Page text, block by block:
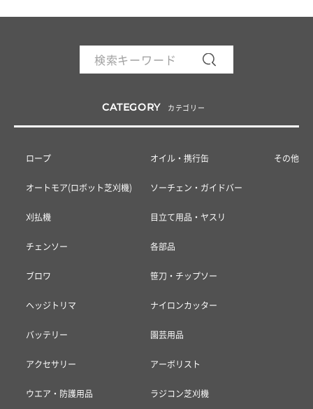
CATEGORY カテゴリー
ロープ
オートモア(ロボット芝刈機)
刈払機
チェンソー
ブロワ
ヘッジトリマ
バッテリー
アクセサリー
ウエア・防護用品
オイル・携行缶
ソーチェン・ガイドバー
目立て用品・ヤスリ
各部品
笹刀・チップソー
ナイロンカッター
園芸用品
アーボリスト
ラジコン芝刈機
その他
り